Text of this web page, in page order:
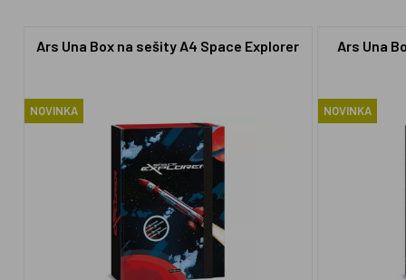
Ars Una Box na sešity A4 Space Explorer
NOVINKA
Ars Una
NOVINKA